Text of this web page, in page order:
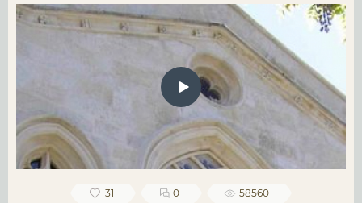
31 0 58560